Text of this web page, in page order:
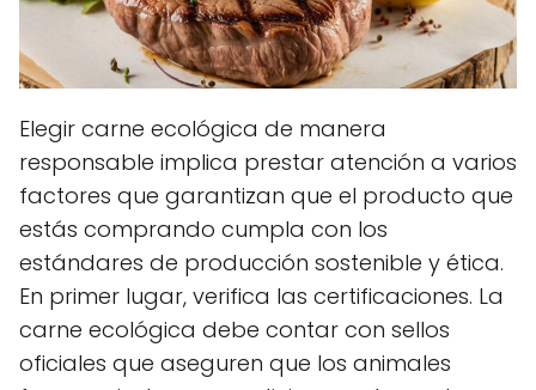
Elegir carne ecológica de manera
responsable implica prestar atención a varios
factores que garantizan que el producto que
estás comprando cumpla con los
estándares de producción sostenible y ética.
En primer lugar, verifica las certificaciones. La
carne ecológica debe contar con sellos
oficiales que aseguren que los animales